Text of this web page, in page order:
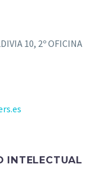
10, 2º OFICINA
INTELECTUAL